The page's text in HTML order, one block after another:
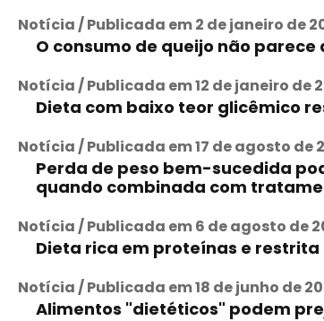
Notícia / Publicada em 2 de janeiro de
O consumo de queijo não
Notícia / Publicada em 12 de janeiro de
Dieta com baixo teor glicêmico
Notícia / Publicada em 17 de agosto de
Perda de peso bem-sucedida
quando combinada com
Notícia / Publicada em 6 de agosto de
Dieta rica em proteínas e
Notícia / Publicada em 18 de junho de
Alimentos "dietéticos" podem